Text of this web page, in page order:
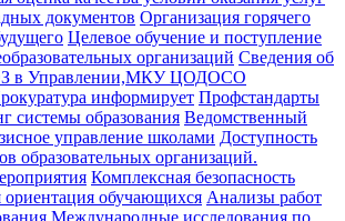
документов Организация горячего
Целевое обучение и поступление
организаций Сведения об
в Управлении,МКУ ЦОДОСО
информирует Профстандарты
системы образования Ведомственный
управление школами Доступность
образовательных организаций.
Комплексная безопасность
ориентация обучающихся Анализы работ
Международные исследования по